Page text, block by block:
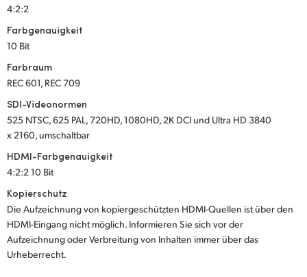
4:2:2
Farbgenauigkeit
10 Bit
Farbraum
REC 601, REC 709
SDI-Videonormen
525 NTSC, 625 PAL, 720HD, 1080HD, 2K DCI und Ultra HD 3840
x 2160, umschaltbar
HDMI-Farbgenauigkeit
4:2:2 10 Bit
Kopierschutz
Die Aufzeichnung von kopiergeschützten HDMI-Quellen ist über den
HDMI-Eingang nicht möglich. Informieren Sie sich vor der
Aufzeichnung oder Verbreitung von Inhalten immer über das
Urheberrecht.